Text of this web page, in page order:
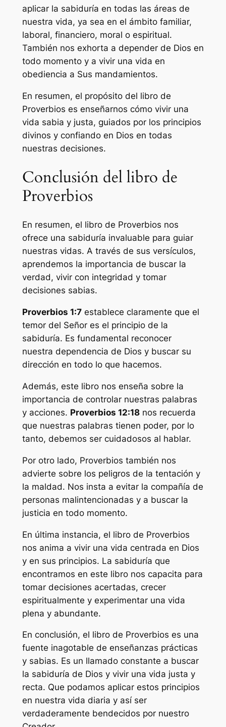
aplicar la sabiduría en todas las áreas de
nuestra vida, ya sea en el ámbito familiar,
laboral, financiero, moral o espiritual.
También nos exhorta a depender de Dios en
todo momento y a vivir una vida en
obediencia a Sus mandamientos.
En resumen, el propósito del libro de
Proverbios es enseñarnos cómo vivir una
vida sabia y justa, guiados por los principios
divinos y confiando en Dios en todas
nuestras decisiones.
Conclusión del libro de
Proverbios
En resumen, el libro de Proverbios nos
ofrece una sabiduría invaluable para guiar
nuestras vidas. A través de sus versículos,
aprendemos la importancia de buscar la
verdad, vivir con integridad y tomar
decisiones sabias.
Proverbios 1:7establece claramente que el
temor del Señor es el principio de la
sabiduría. Es fundamental reconocer
nuestra dependencia de Dios y buscar su
dirección en todo lo que hacemos.
Además, este libro nos enseña sobre la
importancia de controlar nuestras palabras
y acciones. Proverbios 12:18nos recuerda
que nuestras palabras tienen poder, por lo
tanto, debemos ser cuidadosos al hablar.
Por otro lado, Proverbios también nos
advierte sobre los peligros de la tentación y
la maldad. Nos insta a evitar la compañía de
personas malintencionadas y a buscar la
justicia en todo momento.
En última instancia, el libro de Proverbios
nos anima a vivir una vida centrada en Dios
y en sus principios. La sabiduría que
encontramos en este libro nos capacita para
tomar decisiones acertadas, crecer
espiritualmente y experimentar una vida
plena y abundante.
En conclusión, el libro de Proverbios es una
fuente inagotable de enseñanzas prácticas
y sabias. Es un llamado constante a buscar
la sabiduría de Dios y vivir una vida justa y
recta. Que podamos aplicar estos principios
en nuestra vida diaria y así ser
verdaderamente bendecidos por nuestro